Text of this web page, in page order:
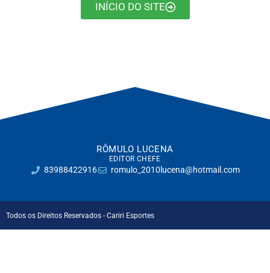
INÍCIO DO SITE
RÔMULO LUCENA
EDITOR CHEFE
83988422916 romulo_2010lucena@hotmail.com
Todos os Direitos Reservados - Cariri Esportes